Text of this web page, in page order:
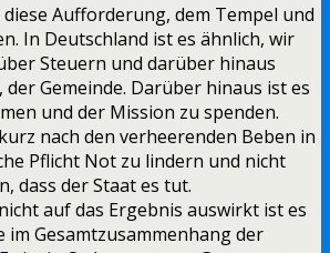
Aufforderung, dem Tempel und
In Deutschland ist es ähnlich, wir
Steuern und darüber hinaus
der Gemeinde. Darüber hinaus ist es
und der Mission zu spenden.
nach den verheerenden Beben in
Pflicht Not zu lindern und nicht
dass der Staat es tut.
auf das Ergebnis auswirkt ist es
im Gesamtzusammenhang der